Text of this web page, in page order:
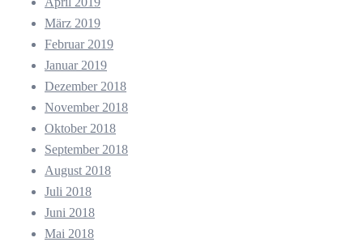
März 2019
Februar 2019
Januar 2019
Dezember 2018
November 2018
Oktober 2018
September 2018
August 2018
Juli 2018
Juni 2018
Mai 2018